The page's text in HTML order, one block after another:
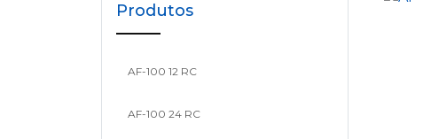
Produtos
AF-100 12 RC
AF-100 24 RC